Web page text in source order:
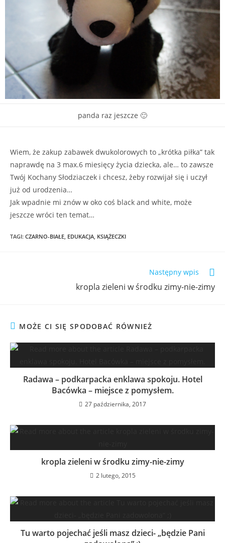
panda raz jeszcze 🙂
Wiem, że zakup zabawek dwukolorowych to „krótka piłka” tak
naprawdę na 3 max.6 miesięcy życia dziecka, ale… to zawsze
Twój Kochany Słodziaczek i chcesz, żeby rozwijał się i uczył
już od urodzenia…
Jak wpadnie mi znów w oko coś black and white, może
jeszcze wróci ten temat…
TAGI: CZARNO-BIAŁE EDUKACJA KSIĄŻECZKI
Następny wpis
kropla zieleni w środku zimy-nie-zimy
MOŻE CI SIĘ SPODOBAĆ RÓWNIEŻ
Radawa – podkarpacka enklawa spokoju. Hotel
Bacówka – miejsce z pomysłem.
27 października, 2017
kropla zieleni w środku zimy-nie-zimy
2 lutego, 2015
Tu warto pojechać jeśli masz dzieci- „będzie Pani